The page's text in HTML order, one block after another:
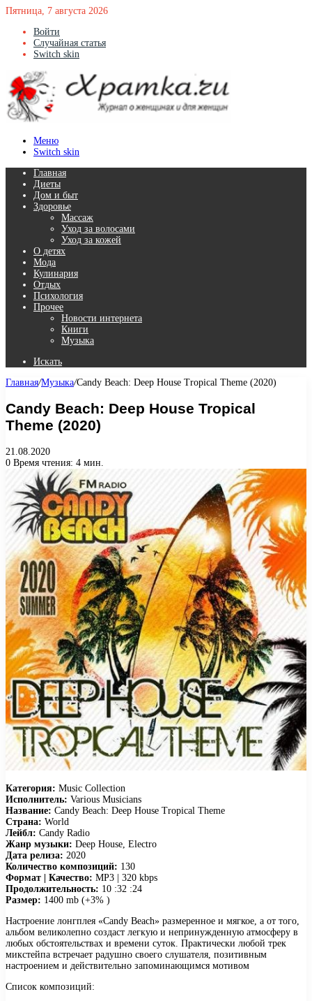
Пятница, 7 августа 2026
Войти
Случайная статья
Switch skin
Меню
Switch skin
Главная
Диеты
Дом и быт
Здоровье
Массаж
Уход за волосами
Уход за кожей
О детях
Мода
Кулинария
Отдых
Психология
Прочее
Новости интернета
Книги
Музыка
Искать
Главная/Музыка/Candy Beach: Deep House Tropical Theme (2020)
Candy Beach: Deep House Tropical
Theme (2020)
21.08.2020
0 Время чтения: 4 мин.
Категория: Music Collection
Исполнитель: Various Musicians
Название: Candy Beach: Deep House Tropical Theme
Страна: World
Лейбл: Candy Radio
Жанр музыки: Deep House, Electro
Дата релиза: 2020
Количество композиций: 130
Формат | Качество: MP3 | 320 kbps
Продолжительность: 10 :32 :24
Размер: 1400 mb (+3% )
Настроение лонгплея «Candy Beach» размеренное и мягкое, а от того,
альбом великолепно создаст легкую и непринужденную атмосферу в
любых обстоятельствах и времени суток. Практически любой трек
микстейпа встречает радушно своего слушателя, позитивным
настроением и действительно запоминающимся мотивом
Список композиций: